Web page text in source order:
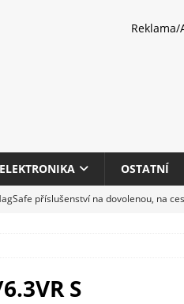
ELEKTRONIKA OSTATNÍ
příslušenství na dovolenou, na
veletrhu COMPUTEX 2025 představí
HARDWARE S